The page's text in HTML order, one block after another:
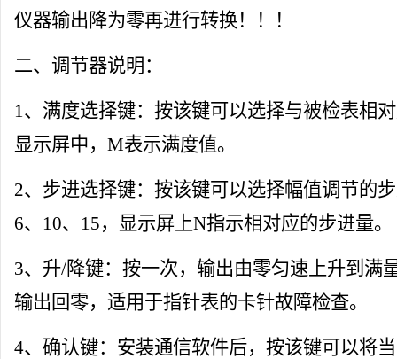
仪器输出降为零再进行转换！！！
二、调节器说明：
1、满度选择键：按该键可以选择与被检表相
显示屏中，M表示满度值。
2、步进选择键：按该键可以选择幅值调节的
6、10、15，显示屏上N指示相对应的步进量。
3、升/降键：按一次，输出由零匀速上升到满
输出回零，适用于指针表的卡针故障检查。
4、确认键：安装通信软件后，按该键可以将